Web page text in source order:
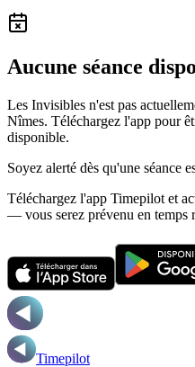
Aucune séance
Les Invisibles n'est pas
Nîmes. Téléchargez l'app pour
disponible.
Soyez alerté dès qu'une séance
Téléchargez l'app Timepilot et
— vous serez prévenu en temps
Timepilot